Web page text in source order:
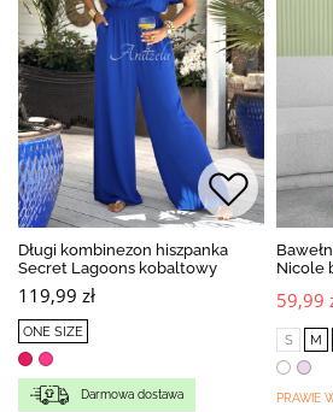
Długi kombinezon hiszpanka
Secret Lagoons kobaltowy
119,99 zł
ONE SIZE
Darmowa dostawa
Nicole
59,99
S M
PRAWIE